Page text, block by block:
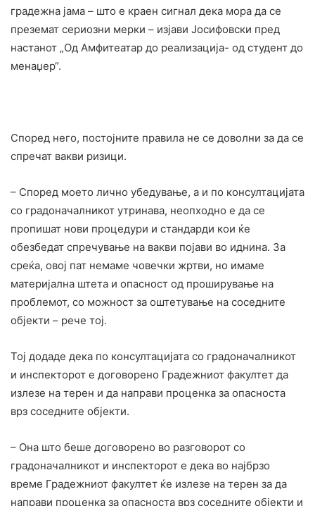
градежна јама – што е краен сигнал дека мора да се
преземат сериозни мерки – изјави Јосифовски пред
настанот „Од Амфитеатар до реализација- од студент до
менаџер“.
Според него, постојните правила не се доволни за да се
спречат вакви ризици.
– Според моето лично убедување, а и по консултацијата
со градоначалникот утринава, неопходно е да се
пропишат нови процедури и стандарди кои ќе
обезбедат спречување на вакви појави во иднина. За
среќа, овој пат немаме човечки жртви, но имаме
материјална штета и опасност од проширување на
проблемот, со можност за оштетување на соседните
објекти – рече тој.
Тој додаде дека по консултацијата со градоначалникот
и инспекторот е договорено Градежниот факултет да
излезе на терен и да направи проценка за опасноста
врз соседните објекти.
– Она што беше договорено во разговорот со
градоначалникот и инспекторот е дека во најбрзо
време Градежниот факултет ќе излезе на терен за да
направи проценка за опасноста врз соседните објекти и